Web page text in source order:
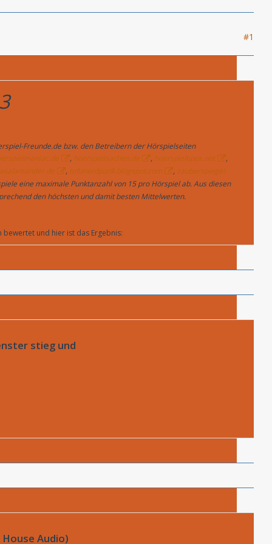
#1
Freunde.de bzw. den Betreibern der Hörspielseiten
, hoerspielsachen.de , hoerspieltipps.net
,
, tofunerdpunk.blogspot.com , zauberspiegel-
eine maximale Punktanzahl von 15 pro Hörspiel ab. Aus diesen
den höchsten und damit besten Mittelwerten.
und hier ist das Ergebnis:
stieg und
Audio)